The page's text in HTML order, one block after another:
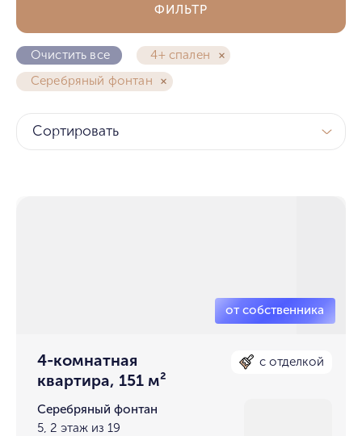
Очистить все
4+ спален
Серебряный фонтан
ФИЛЬТР
Сортировать
4-комнатная
квартира, 151 м²
с отделкой
Серебряный фонтан
5, 2 этаж из 19